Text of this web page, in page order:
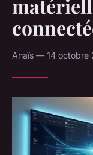
Anaïs — 14